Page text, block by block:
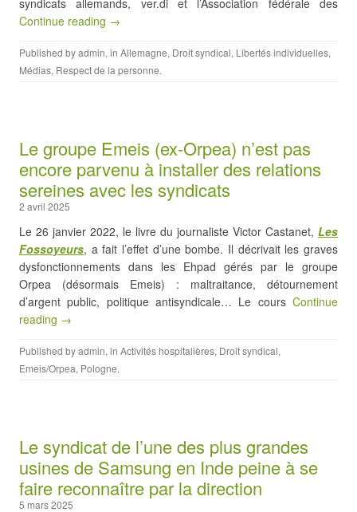
syndicats allemands, ver.di et l’Association fédérale des
Continue reading →
Published byadmin, in Allemagne, Droit syndical, Libertés individuelles,
Médias, Respect de la personne.
Le groupe Emeis (ex-Orpea) n’est pas
encore parvenu à installer des relations
sereines avec les syndicats
2 avril 2025
Le 26 janvier 2022, le livre du journaliste Victor Castanet, Les
Fossoyeurs, a fait l’effet d’une bombe. Il décrivait les graves
dysfonctionnements dans les Ehpad gérés par le groupe
Orpea (désormais Emeis) : maltraitance, détournement
d’argent public, politique antisyndicale… Le cours Continue
reading →
Published byadmin, in Activités hospitalières, Droit syndical,
Emeis/Orpea, Pologne.
Le syndicat de l’une des plus grandes
usines de Samsung en Inde peine à se
faire reconnaître par la direction
5 mars 2025